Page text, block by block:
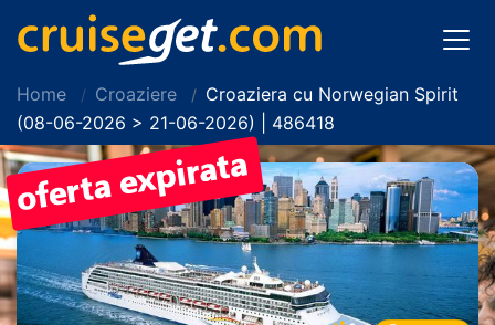
Home Croaziere
Croaziera cu Norwegian Spirit
(08-06-2026 > 21-06-2026) | 486418